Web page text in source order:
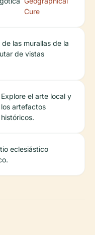
Cure
las murallas de la
de vistas
Explore el arte local y
los artefactos
históricos.
eclesiástico